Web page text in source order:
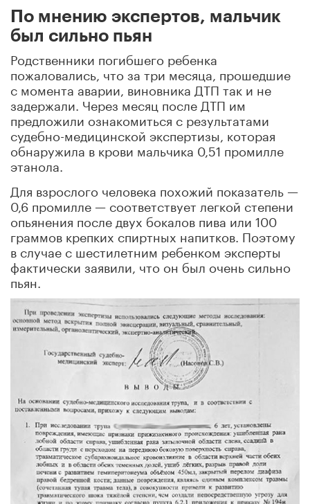
По мнению экспертов, мальчик
был сильно пьян
Родственники погибшего ребенка
пожаловались, что за три месяца, прошедшие
с момента аварии, виновника ДТП так и не
задержали. Через месяц после ДТП им
предложили ознакомиться с результатами
судебно-медицинской экспертизы, которая
обнаружила в крови мальчика 0,51 промилле
этанола.
Для взрослого человека похожий показатель —
0,6 промилле — соответствует легкой степени
опьянения после двух бокалов пива или 100
граммов крепких спиртных напитков. Поэтому
в случае с шестилетним ребенком эксперты
фактически заявили, что он был очень сильно
пьян.